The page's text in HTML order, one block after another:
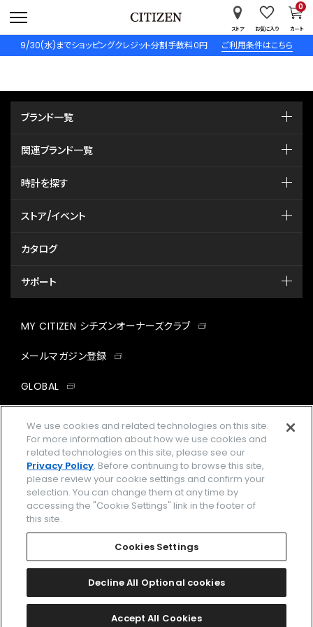
9/30(水)までショッピングクレジット分割手数料０円 ご利用条件はこちら
ストア お気に入り カート
0
ブランド一覧
関連ブランド一覧
時計を探す
ストア/イベント
カタログ
サポート
MY CITIZEN シチズンオーナーズクラブ
メールマガジン登録
GLOBAL
facebookinstagramtwitter
企業情報 ご利用規約
プライバシーポリシー Cookies Settings
Amazon PayはAmazon.com, Inc.またはその関連会社の商標です。
2026 CITIZEN WATCH CO., LTD.
We use cookies and related technologies on this site.
For more information about how we use cookies and
related technologies on this site, please see our
Privacy Policy. Before continuing to browse this site,
please review your cookie settings and confirm your
selection. You can change them at any time by
accessing the "Cookie Settings" link in the footer of
this site.
Cookies Settings
Decline All Optional cookies
Accept All Cookies